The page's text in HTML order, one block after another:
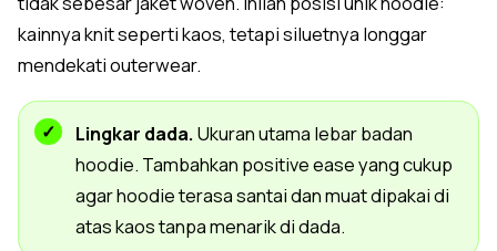
kainnya knit seperti kaos, tetapi siluetnya longgar
mendekati outerwear.
Lingkar dada.Ukuran utama lebar badan
hoodie. Tambahkan positive ease yang cukup
agar hoodie terasa santai dan muat dipakai di
atas kaos tanpa menarik di dada.